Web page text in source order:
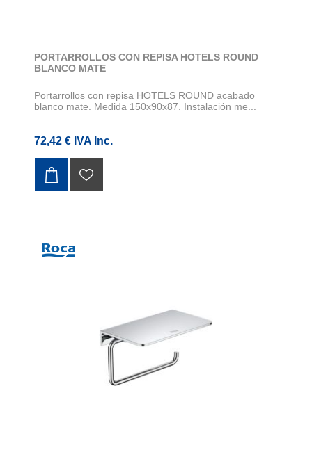
PORTARROLLOS CON REPISA HOTELS ROUND
BLANCO MATE
Portarrollos con repisa HOTELS ROUND acabado
blanco mate. Medida 150x90x87. Instalación me...
72,42 € IVA Inc.